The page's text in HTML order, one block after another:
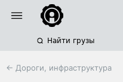
Найти грузы
← Дороги, инфраструктура